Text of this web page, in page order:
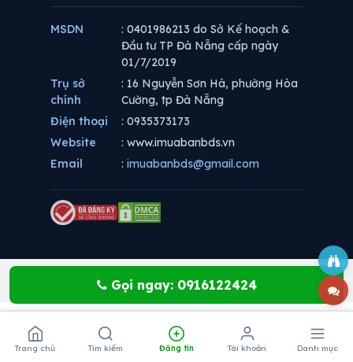
Gọi ngay: 0916122424
MSDN
: 0401986213 do Sở Kế hoạch &
Đầu tư TP Đà Nẵng cấp ngày
01/7/2019
Trụ sở
chính
: 16 Nguyễn Sơn Hà, phường Hòa
Cường, tp Đà Nẵng
Điện thoại
: 0935373173
Website
: www.imuabanbds.vn
Email
: imuabanbds@gmail.com
Trang chủ Tìm kiếm Đăng tin Tài khoản Danh mục